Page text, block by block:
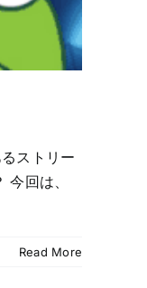
ストリー
回は、
Read More